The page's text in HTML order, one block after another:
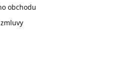
obchodu